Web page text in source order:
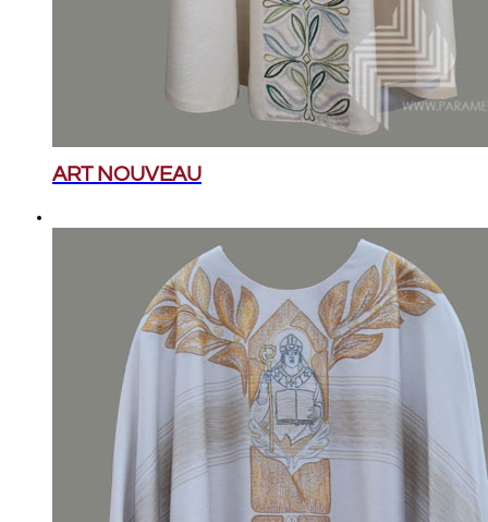
ART NOUVEAU